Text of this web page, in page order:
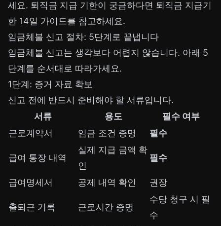
세요. 퇴직금 지급 기한이 궁금하다면 퇴직금 지급기
한 14일 가이드를 참고하세요.
임금체불 신고 절차: 5단계로 끝냅니다
임금체불 신고는 생각보다 어렵지 않습니다. 아래 5
단계를 순서대로 따라가세요.
1단계: 증거 자료 확보
신고 전에 반드시 준비해야 할 서류입니다.
서류
용도
필수 여부
근로계약서
임금 조건 증명 필수
급여 통장 내역
실제 지급 금액 확
인
필수
급여명세서 공제 내역 확인 권장
출퇴근 기록 근로시간 증명
수당 청구 시 필
수